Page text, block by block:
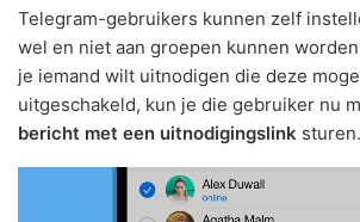
Telegram-gebruikers kunnen zelf
wel en niet aan groepen kunnen
je iemand wilt uitnodigen die deze
uitgeschakeld, kun je die gebruiker nu
bericht met een uitnodigingslink sturen.